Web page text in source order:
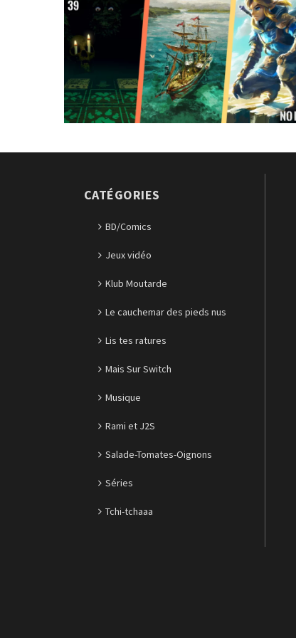
CATÉGORIES
BD/Comics
Jeux vidéo
Klub Moutarde
Le cauchemar des pieds nus
Lis tes ratures
Mais Sur Switch
Musique
Rami et J2S
Salade-Tomates-Oignons
Séries
Tchi-tchaaa